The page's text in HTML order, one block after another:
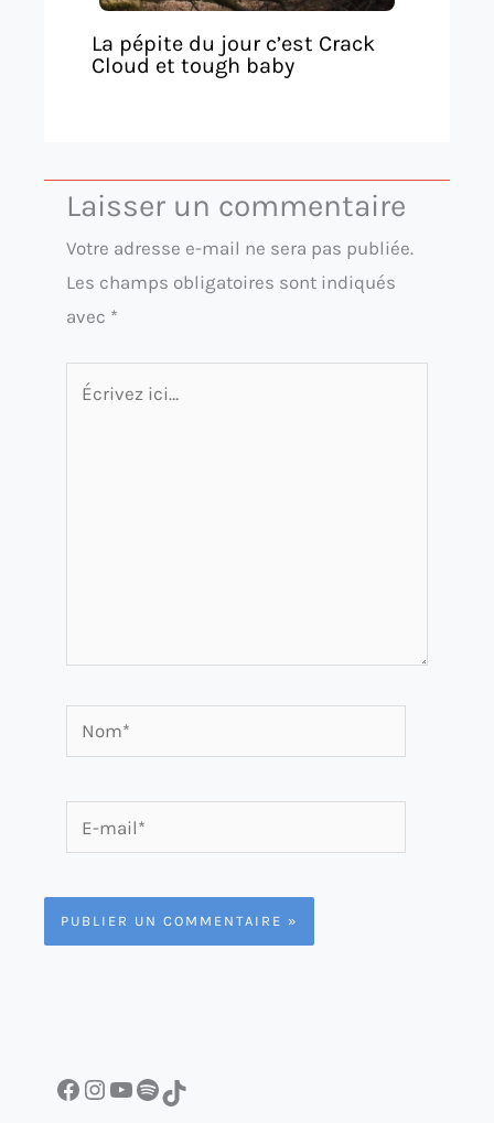
La pépite du jour c’est Crack
Cloud et tough baby
Laisser un commentaire
Votre adresse e-mail ne sera pas publiée.
Les champs obligatoires sont indiqués
avec *
Écrivez
Nom*
mail*
Facebook InstagramYouTube Spotify TikTok